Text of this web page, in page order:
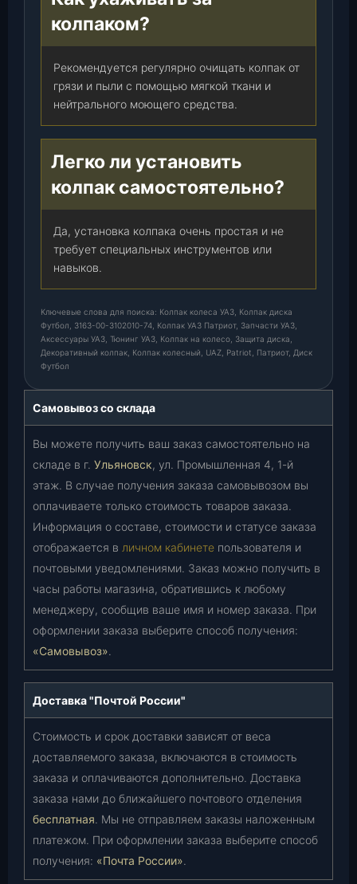
колпаком?
Рекомендуется регулярно очищать колпак от
грязи и пыли с помощью мягкой ткани и
нейтрального моющего средства.
Легко ли установить
колпак самостоятельно?
Да, установка колпака очень простая и не
требует специальных инструментов или
навыков.
Ключевые слова для поиска: Колпак колеса УАЗ, Колпак диска
Футбол, 3163-00-3102010-74, Колпак УАЗ Патриот, Запчасти УАЗ,
Аксессуары УАЗ, Тюнинг УАЗ, Колпак на колесо, Защита диска,
Декоративный колпак, Колпак колесный, UAZ, Patriot, Патриот, Диск
Футбол
Самовывоз со склада
Вы можете получить ваш заказ самостоятельно на
складе в г. Ульяновск, ул. Промышленная 4, 1-й
этаж. В случае получения заказа самовывозом вы
оплачиваете только стоимость товаров заказа.
Информация о составе, стоимости и статусе заказа
отображается в личном кабинете пользователя и
почтовыми уведомлениями. Заказ можно получить в
часы работы магазина, обратившись к любому
менеджеру, сообщив ваше имя и номер заказа. При
оформлении заказа выберите способ получения:
«Самовывоз».
Доставка "Почтой России"
Стоимость и срок доставки зависят от веса
доставляемого заказа, включаются в стоимость
заказа и оплачиваются дополнительно. Доставка
заказа нами до ближайшего почтового отделения
бесплатная. Мы не отправляем заказы наложенным
платежом. При оформлении заказа выберите способ
получения: «Почта России».